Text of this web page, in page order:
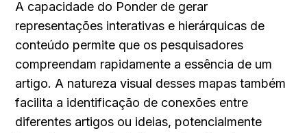
A capacidade do Ponder de gerar
representações interativas e hierárquicas de
conteúdo permite que os pesquisadores
compreendam rapidamente a essência de um
artigo. A natureza visual desses mapas também
facilita a identificação de conexões entre
diferentes artigos ou ideias, potencialmente